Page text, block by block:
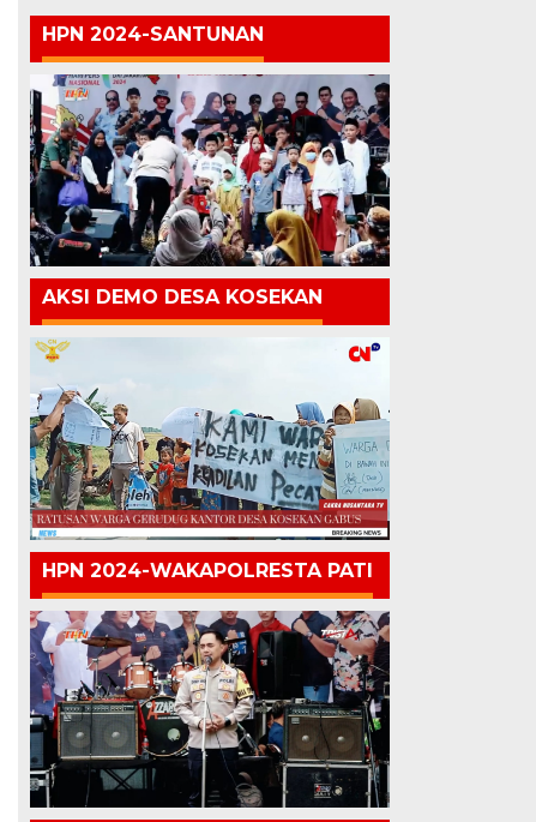
HPN 2024-SANTUNAN
AKSI DEMO DESA KOSEKAN
HPN 2024-WAKAPOLRESTA PATI